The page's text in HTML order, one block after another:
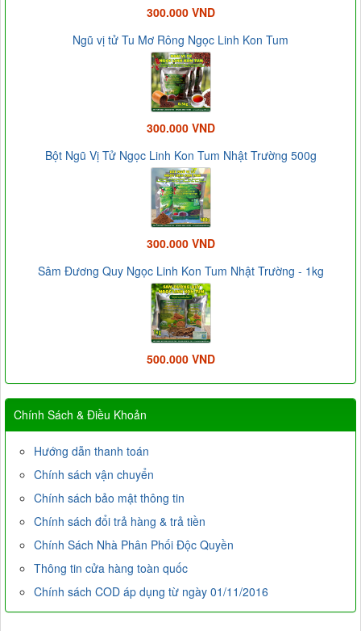
300.000 VND
Ngũ vị tử Tu Mơ Rông Ngọc Linh Kon Tum
300.000 VND
Bột Ngũ Vị Tử Ngọc Linh Kon Tum Nhật Trường 500g
300.000 VND
Sâm Đương Quy Ngọc Linh Kon Tum Nhật Trường - 1kg
500.000 VND
Chính Sách & Điều Khoản
Hướng dẫn thanh toán
Chính sách vận chuyển
Chính sách bảo mật thông tin
Chính sách đổi trả hàng & trả tiền
Chính Sách Nhà Phân Phối Độc Quyền
Thông tin cửa hàng toàn quốc
Chính sách COD áp dụng từ ngày 01/11/2016